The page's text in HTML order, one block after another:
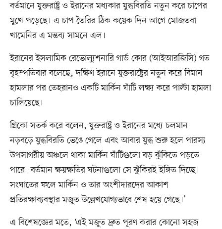
বর্তমানে যুক্তরাষ্ট্র ও ইরানের মধ্যকার যুদ্ধবিরতি নতুন করে চাপের
মুখে পড়েছে। এ চাপ তৈরির ঠিক কয়েক দিন আগে মোজতবা
খামেনির এ মন্তব্য সামনে এল।
ইরানের ইসলামিক রেভোল্যুশনারি গার্ড কোর (আইআরজিসি) গত
বৃহস্পতিবার বলেছে, দক্ষিণ ইরানে যুক্তরাষ্ট্রের নতুন করে বিমান
হামলার পর তেহরানও একটি মার্কিন ঘাঁটি লক্ষ্য করে পাল্টা হামলা
চালিয়েছে।
গ্রিকো সতর্ক করে বলেন, যুক্তরাষ্ট্র ও ইরানের মধ্যে চলমান
নড়বড়ে যুদ্ধবিরতি ভেঙে গেলে এবং আবার যুদ্ধ শুরু হলে পারস্য
উপসাগরীয় অঞ্চলে থাকা মার্কিন ঘাঁটিগুলো বড় ঝুঁকিতে পড়তে
পারে। বর্তমান ক্ষয়ক্ষতির ঘটনাগুলো সে ঝুঁকিরই ইঙ্গিত দিচ্ছে।
সংঘাতের ফলে মার্কিন ও তার অংশীদারদের আকাশ
প্রতিরক্ষাব্যবস্থার মজুত উল্লেখযোগ্যভাবে শেষ হয়ে গেছে।’
এ বিশেষজ্ঞের মতে, ‘এই মজুত দ্রুত পূরণ করার কোনো সহজ